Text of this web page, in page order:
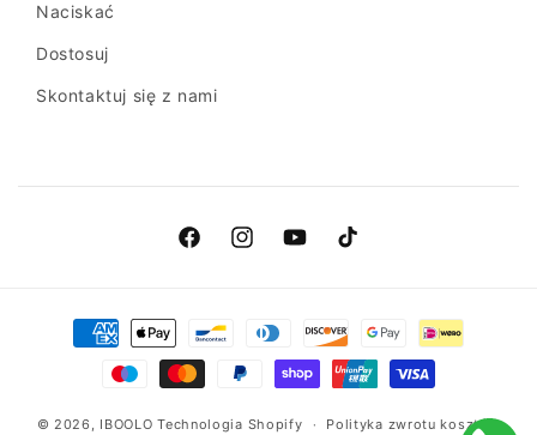
Naciskać
Dostosuj
Skontaktuj się z nami
FacebookInstagramYoutubeTikTok
Metody
płatności
© 2026, IBOOLOTechnologia Shopify Polityka zwrotu kosztów